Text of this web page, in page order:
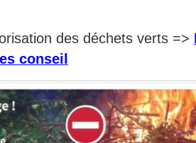
des déchets verts =>
conseil